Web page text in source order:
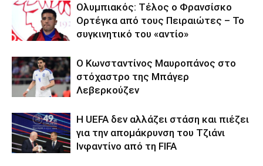
Ολυμπιακός: Τέλος ο Φρανσίσκο
Ορτέγκα από τους Πειραιώτες – Το
συγκινητικό του «αντίο»
Ο Κωνσταντίνος Μαυροπάνος στο
στόχαστρο της Μπάγερ
Λεβερκούζεν
Η UEFA δεν αλλάζει στάση και πιέζει
για την απομάκρυνση του Τζιάνι
Ινφαντίνο από τη FIFA